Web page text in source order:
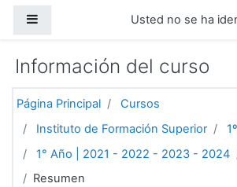
Usted no se ha
Información del curso
Página Principal
Cursos
Instituto de Formación Superior
1° Año | 2021 - 2022 - 2023 - 2024
Resumen